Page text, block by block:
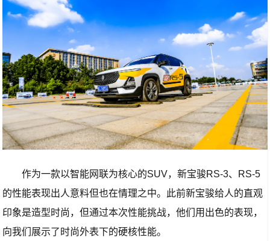
作为一款以智能网联为核心的SUV，新宝骏RS-3、RS-5
的性能表现出人意料但也在情理之中。此前新宝骏给人的直观
印象是造型时尚，但通过本次性能挑战，他们用出色的表现，
向我们展示了时尚外表下的硬核性能。